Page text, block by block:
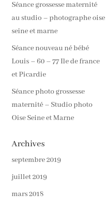
Séance grossesse maternité
au studio – photographe oise
seine et marne
Séance nouveau né bébé
Louis – 60 – 77 Ile de france
et Picardie
Séance photo grossesse
maternité – Studio photo
Oise Seine et Marne
Archives
septembre 2019
juillet 2019
mars 2018